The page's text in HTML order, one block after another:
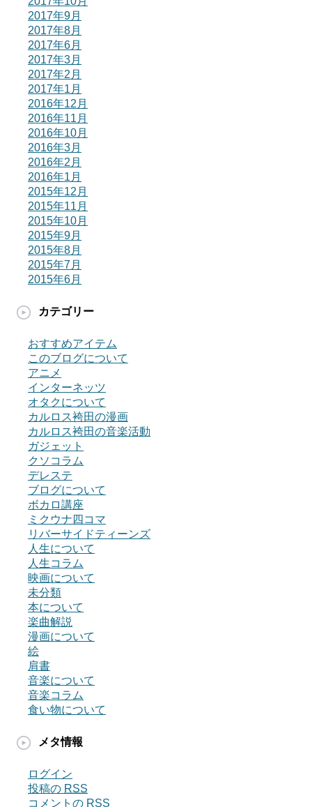
2017年9月
2017年8月
2017年6月
2017年3月
2017年2月
2017年1月
2016年12月
2016年11月
2016年10月
2016年3月
2016年2月
2016年1月
2015年12月
2015年11月
2015年10月
2015年9月
2015年8月
2015年7月
2015年6月
カテゴリー
おすすめアイテム
このブログについて
アニメ
インターネッツ
オタクについて
カルロス袴田の漫画
カルロス袴田の音楽活動
ガジェット
クソコラム
デレステ
ブログについて
ボカロ講座
ミクウナ四コマ
リバーサイドティーンズ
人生について
人生コラム
映画について
未分類
本について
楽曲解説
漫画について
絵
肩書
音楽について
音楽コラム
食い物について
メタ情報
ログイン
投稿の RSS
コメントの RSS